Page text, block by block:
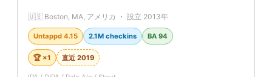
🇺🇸 Boston, MA, アメリカ ・ 設立 2013年
Untappd 4.15 2.1M checkins BA 94
🏆 ×1 直近 2019